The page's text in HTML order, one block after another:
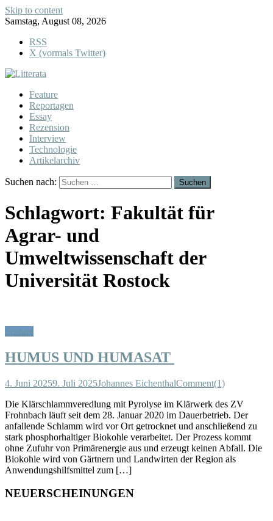
Skip to content
Samstag, August 08, 2026
RSS
X (vormals Twitter)
Feature
Reportagen
Essay
Rezension
Interview
Technologie
Artikelarchiv
Suchen nach:
Schlagwort: Fakultät für
Agrar- und
Umweltwissenschaft der
Universität Rostock
Feature
HUMUS UND HUMASAT
4. Juni 20259. Juli 2025Johannes EichenthalComment(1)
Die Klärschlammveredlung mit Pyrolyse im Klärwerk des ZV
Frohnbach läuft seit dem 28. Januar 2020 im Dauerbetrieb. Der
anfallende Schlamm wird vor Ort getrocknet und anschließend zu
stark phosphorhaltiger Biokohle verarbeitet. Der Prozess kommt
ohne Zufuhr von Primärenergie aus und erzeugt keinen Abfall. Die
Biokohle wird von Gärtnern und Landwirten der Region als
Anwendungshilfsmittel zum […]
NEUERSCHEINUNGEN